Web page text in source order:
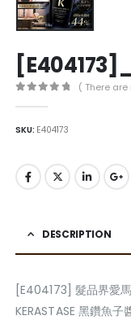
( There are
SKU: E404173
DESCRIPTION
[E404173] 髮品界愛
KERASTASE 黑鑽魚